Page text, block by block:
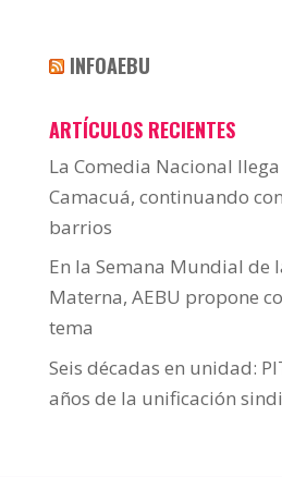
INFOAEBU
ARTÍCULOS RECIENTES
La Comedia Nacional llega
Camacuá, continuando
barrios
En la Semana Mundial de
Materna, AEBU propone
tema
Seis décadas en unidad:
años de la unificación